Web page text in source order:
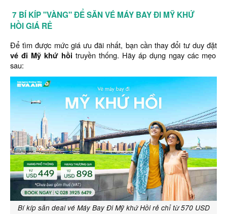
7 BÍ KÍP "VÀNG" ĐỂ SĂN VÉ MÁY BAY ĐI MỸ KHỨ
HỒI GIÁ RẺ
Để tìm được mức giá ưu đãi nhất, bạn cần thay đổi tư duy đặt
vé đi Mỹ khứ hồi truyền thống. Hãy áp dụng ngay các mẹo
sau:
Bí kíp săn deal vé Máy Bay Đi Mỹ khứ Hồi rẻ chỉ từ 570 USD